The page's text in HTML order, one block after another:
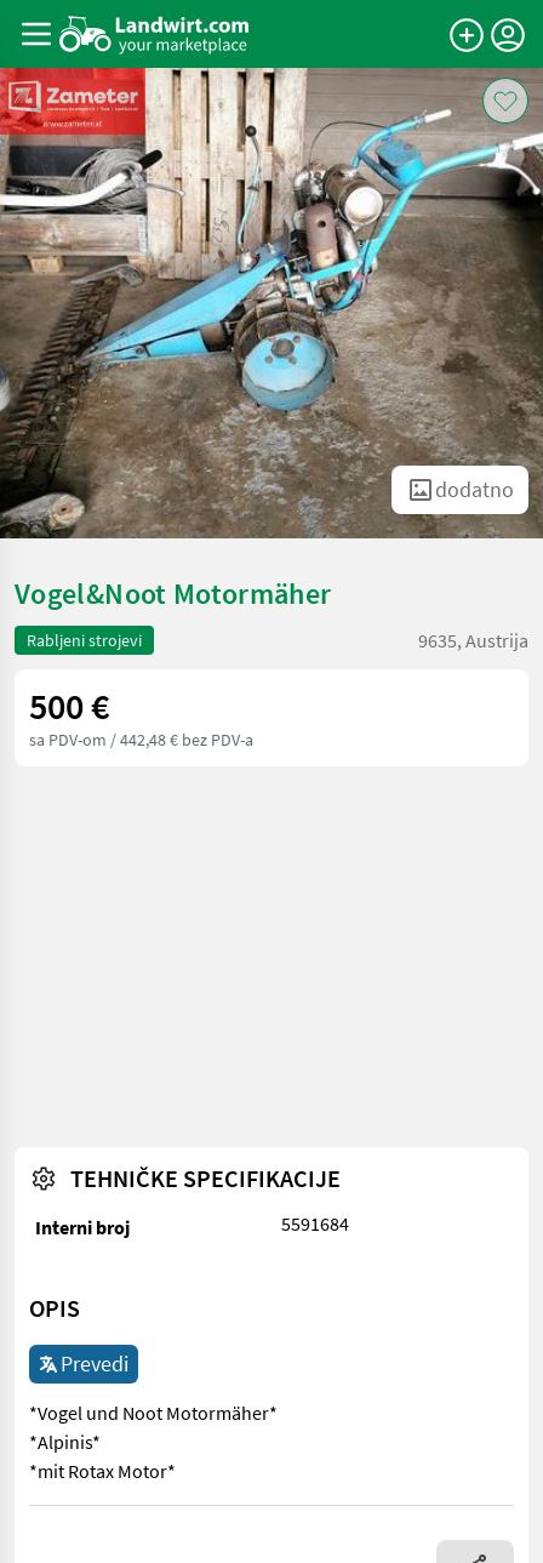
dodatno
Vogel&Noot Motormäher
Rabljeni strojevi 9635, Austrija
500 €
sa PDV-om / 442,48 € bez PDV-a
TEHNIČKE SPECIFIKACIJE
Interni broj 5591684
OPIS
Prevedi
*Vogel und Noot Motormäher*
*Alpinis*
*mit Rotax Motor*
*Vogel und Noot Motormäher* *Alpinis* *mit Rotax Motor*